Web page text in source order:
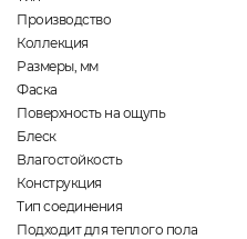
Производство
Коллекция
Размеры, мм
Фаска
Поверхность на ощупь
Блеск
Влагостойкость
Конструкция
Тип соединения
Подходит для теплого пола